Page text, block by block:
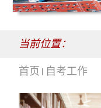
当前位置：
首页 自考工作